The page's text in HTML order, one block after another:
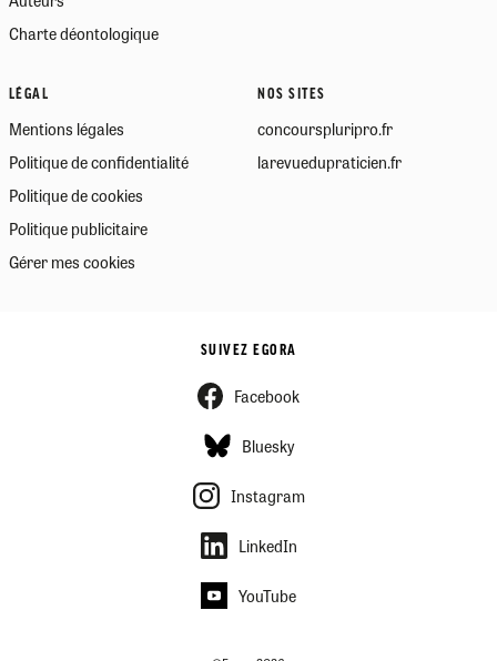
Charte déontologique
LÉGAL
Mentions légales
Politique de confidentialité
Politique de cookies
Politique publicitaire
Gérer mes cookies
NOS SITES
concourspluripro.fr
larevuedupraticien.fr
SUIVEZ EGORA
Facebook
Bluesky
Instagram
LinkedIn
YouTube